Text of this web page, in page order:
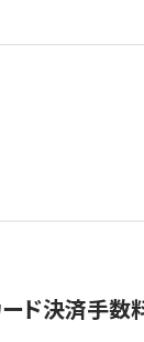
ド決済手数